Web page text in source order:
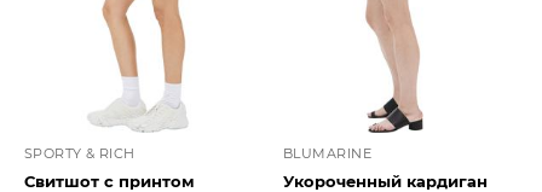
SPORTY & RICH
Свитшот с принтом
BLUMARINE
Укороченный кардиган